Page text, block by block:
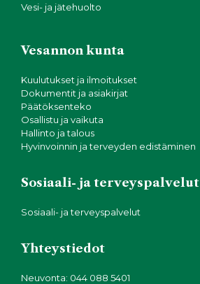
Vesi- ja jätehuolto
Vesannon kunta
Kuulutukset ja ilmoitukset
Dokumentit ja asiakirjat
Päätöksenteko
Osallistu ja vaikuta
Hallinto ja talous
Hyvinvoinnin ja terveyden edistäminen
Sosiaali- ja terveyspalvelut
Sosiaali- ja terveyspalvelut
Yhteystiedot
Neuvonta: 044 088 5401